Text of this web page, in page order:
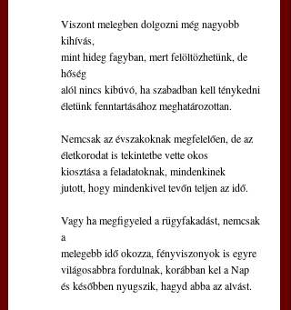
Viszont melegben dolgozni még nagyobb
kihívás,
mint hideg fagyban, mert felöltözhetünk, de
hőség
alól nincs kibúvó, ha szabadban kell ténykedni
életünk fenntartásához meghatározottan.
Nemcsak az évszakoknak megfelelően, de az
életkorodat is tekintetbe vette okos
kiosztása a feladatoknak, mindenkinek
jutott, hogy mindenkivel tevőn teljen az idő.
Vagy ha megfigyeled a rügyfakadást, nemcsak
a
melegebb idő okozza, fényviszonyok is egyre
világosabbra fordulnak, korábban kel a Nap
és későbben nyugszik, hagyd abba az alvást.